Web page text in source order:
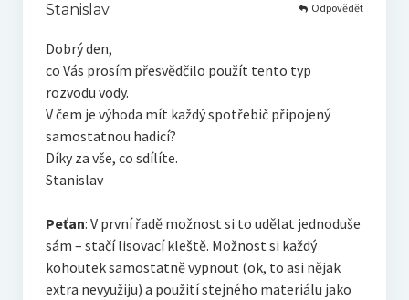
Stanislav
Dobrý den,
co Vás prosím přesvědčilo použít tento typ
rozvodu vody.
V čem je výhoda mít každý spotřebič připojený
samostatnou hadicí?
Díky za vše, co sdílíte.
Stanislav
Peťan: V první řadě možnost si to udělat jednoduše
sám – stačí lisovací kleště. Možnost si každý
kohoutek samostatně vypnout (ok, to asi nějak
extra nevyužiju) a použití stejného materiálu jako
Odpovědět